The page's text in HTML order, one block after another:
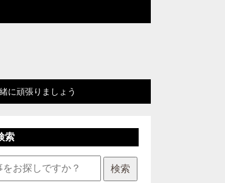
に頑張りましょう
索
検索